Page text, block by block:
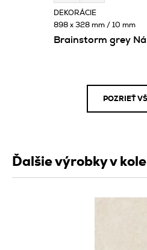
Brainstorm grey
DEKORÁCIE
898 x 328 mm / 10 mm
POZRIEŤ
Ďalšie výrobky v